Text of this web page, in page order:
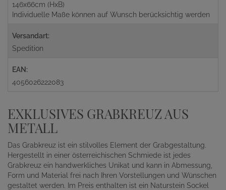
146x66cm (HxB)
Individuelle Maße können auf Wunsch berücksichtig werden
Versandart:
Spedition
EAN:
4056026222083
EXKLUSIVES GRABKREUZ AUS
METALL
Das Grabkreuz ist ein stilvolles Element der Grabgestaltung.
Hergestellt in einer österreichischen Schmiede ist jedes
Grabkreuz ein handwerkliches Unikat und kann in Abmessung,
Form und Material frei nach Ihren Vorstellungen und Wünschen
gestaltet werden. Im Preis enthalten ist ein Naturstein Sockel